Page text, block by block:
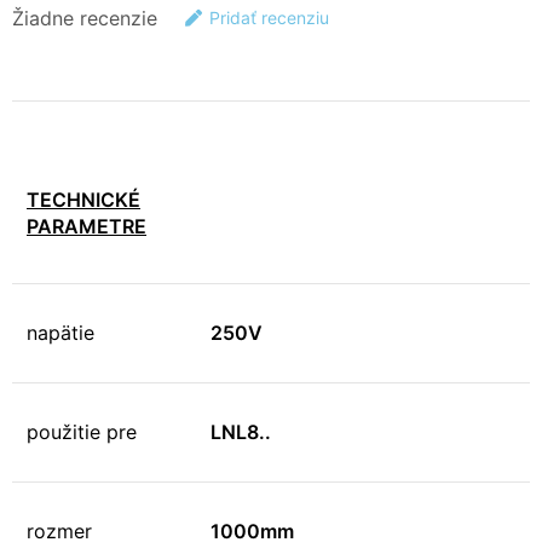
Žiadne recenzie Pridať recenziu
TECHNICKÉ
PARAMETRE
napätie 250V
použitie pre LNL8..
rozmer 1000mm